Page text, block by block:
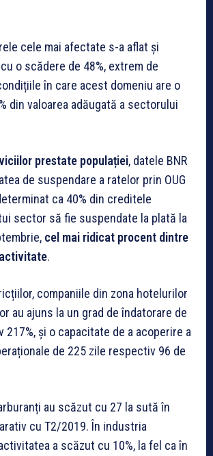
cele mai afectate s-a aflat și
o scădere de 48%, extrem de
în care acest domeniu are o
din valoarea adăugată a sectorului
prestate populației, datele BNR
de suspendare a ratelor prin OUG
ca 40% din creditele
sector să fie suspendate la plată la
cel mai ridicat procent dintre
.
companiile din zona hotelurilor
au ajuns la un grad de îndatorare de
217%, și o capacitate de a acoperire a
de 225 zile respectiv 96 de
au scăzut cu 27 la sută în
cu T2/2019. În industria
a scăzut cu 10%, la fel ca în